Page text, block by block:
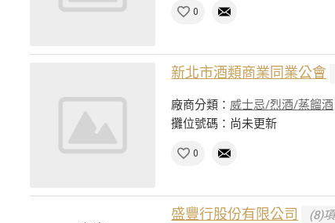
0
新北市酒類商業同業公會
廠商分類： 威士忌/烈酒/蒸餾酒
攤位號碼：尚未更新
0
盛豐行股份有限公司 (8)